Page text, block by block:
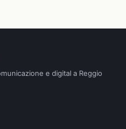
e digital a Reggio